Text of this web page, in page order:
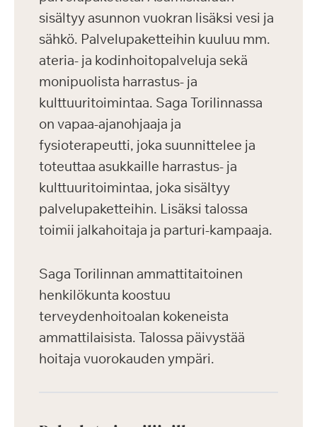
sisältyy asunnon vuokran lisäksi vesi ja
sähkö. Palvelupaketteihin kuuluu mm.
ateria- ja kodinhoitopalveluja sekä
monipuolista harrastus- ja
kulttuuritoimintaa. Saga Torilinnassa
on vapaa-ajanohjaaja ja
fysioterapeutti, joka suunnittelee ja
toteuttaa asukkaille harrastus- ja
kulttuuritoimintaa, joka sisältyy
palvelupaketteihin. Lisäksi talossa
toimii jalkahoitaja ja parturi-kampaaja.
Saga Torilinnan ammattitaitoinen
henkilökunta koostuu
terveydenhoitoalan kokeneista
ammattilaisista. Talossa päivystää
hoitaja vuorokauden ympäri.